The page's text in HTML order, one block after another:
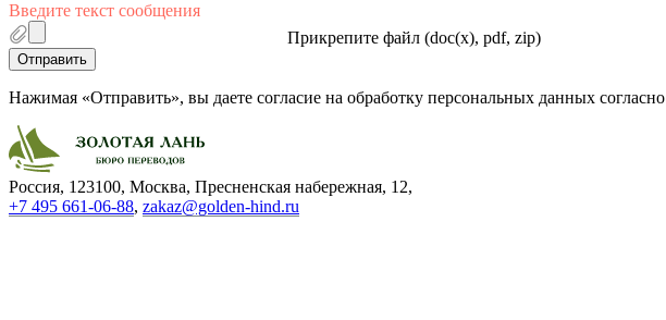
Введите текст сообщения
Прикрепите файл (doc(x), pdf, zip)
Отправить
Нажимая «Отправить», вы даете согласие на обработку персональных данных согласно
Россия, 123100, Москва, Пресненская набережная, 12,
+7 495 661-06-88, zakaz@golden-hind.ru